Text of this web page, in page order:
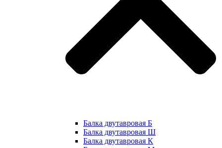
Балка двутавровая Б
Балка двутавровая Ш
Балка двутавровая К